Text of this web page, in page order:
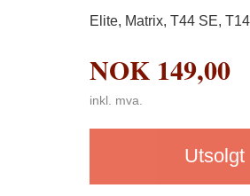
Elite, Matrix, T44 SE,
NOK 149,00
inkl. mva.
Utsolgt